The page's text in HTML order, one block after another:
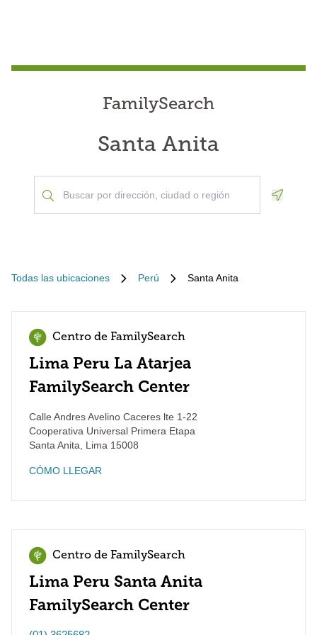
FamilySearch
Santa Anita
Todas las ubicaciones Perú Santa Anita
Centro de FamilySearch
Lima Peru La Atarjea
FamilySearch Center
Calle Andres Avelino Caceres lte 1-22
Cooperativa Universal Primera Etapa
Santa Anita
Lima 15008
CÓMO LLEGAR
Centro de FamilySearch
Lima Peru Santa Anita
FamilySearch Center